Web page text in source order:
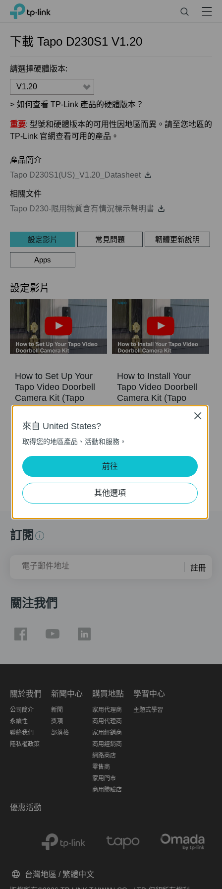
Click
navigation
TP-Link, Reliably Smart Menu
下載 Tapo D230S1 V1.20
請選擇硬體版本:
V1.20
> 如何查看 TP-Link 產品的硬體版本？
重要: 型號和硬體版本的可用性因地區而異。請至您地區的
TP-Link 官網查看可用的產品。
產品簡介
Tapo D230S1(US)_V1.20_Datasheet
相關文件
Tapo D230-限用物質含有情況標示聲明書
設定影片 常見問題 韌體更新說明
Apps
設定影片
How to Set Up Your
Tapo Video Doorbell
Camera Kit (Tapo
D230S1)
How to Install Your
Tapo Video Doorbell
Camera Kit (Tapo
D230S1)
訂閱
電子郵件地址 註冊
關注我們
關於我們
公司簡介
永續性
聯絡我們
隱私權政策
新聞中心
新聞
獎項
部落格
購買地點
家用代理商
商用代理商
家用經銷商
商用經銷商
網路商店
零售商
家用門市
商用體驗店
學習中心
主題式學習
優惠活動
台灣地區 / 繁體中文
來自 United States?
取得您的地區產品、活動和服務。
前往
其他選項
Close